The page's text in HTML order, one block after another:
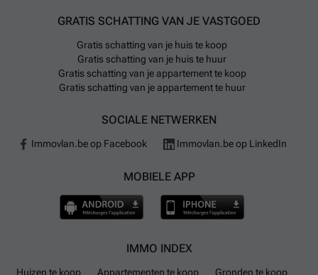
GRATIS SCHATTING VAN JE VASTGOED
Gratis schatting van je huis te koop
Gratis schatting van je huis te huur
Gratis schatting van je appartement te koop
Gratis schatting van je appartement te huur
SOCIALE NETWERKEN
Immovlan.be op Facebook Immovlan.be op LinkedIn
MOBIELE APP
IMMO INDEX
Huizen te koop Appartementen te koop
Gronden te koop